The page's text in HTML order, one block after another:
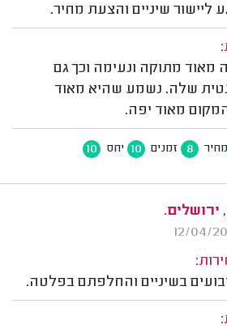
ליישור שיניים והצעת מחיר.
מאוד מתוקה ונעימה וכך גם
שלה. נשמע שהיא מאוד
מאוד יפה.
מחיר 8 זמנים 10 יחס 10
ירושלים.
בשיניים והחלפתם בפלטה.